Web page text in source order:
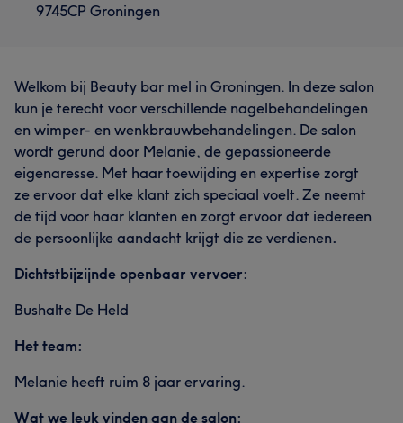
9745CP Groningen
Welkom bij Beauty bar mel in Groningen. In deze salon
kun je terecht voor verschillende nagelbehandelingen
en wimper- en wenkbrauwbehandelingen. De salon
wordt gerund door Melanie, de gepassioneerde
eigenaresse. Met haar toewijding en expertise zorgt
ze ervoor dat elke klant zich speciaal voelt. Ze neemt
de tijd voor haar klanten en zorgt ervoor dat iedereen
de persoonlijke aandacht krijgt die ze verdienen.
Dichtstbijzijnde openbaar vervoer:
Bushalte De Held
Het team:
Melanie heeft ruim 8 jaar ervaring.
Wat we leuk vinden aan de salon: